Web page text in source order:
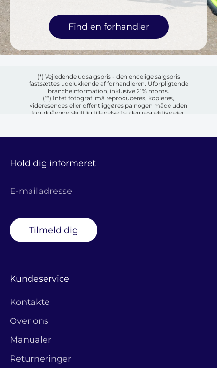
Find en forhandler
(*) Vejledende udsalgspris - den endelige salgspris
fastsættes udelukkende af forhandleren. Uforpligtende
brancheinformation, inklusive 21% moms.
(**) Intet fotografi må reproduceres, kopieres,
videresendes eller offentliggøres på nogen måde uden
forudgående skriftlig tilladelse fra den respektive ejer.
Hold dig informeret
E-mailadresse
Tilmeld dig
Kundeservice
Kontakte
Over ons
Manualer
Returneringer